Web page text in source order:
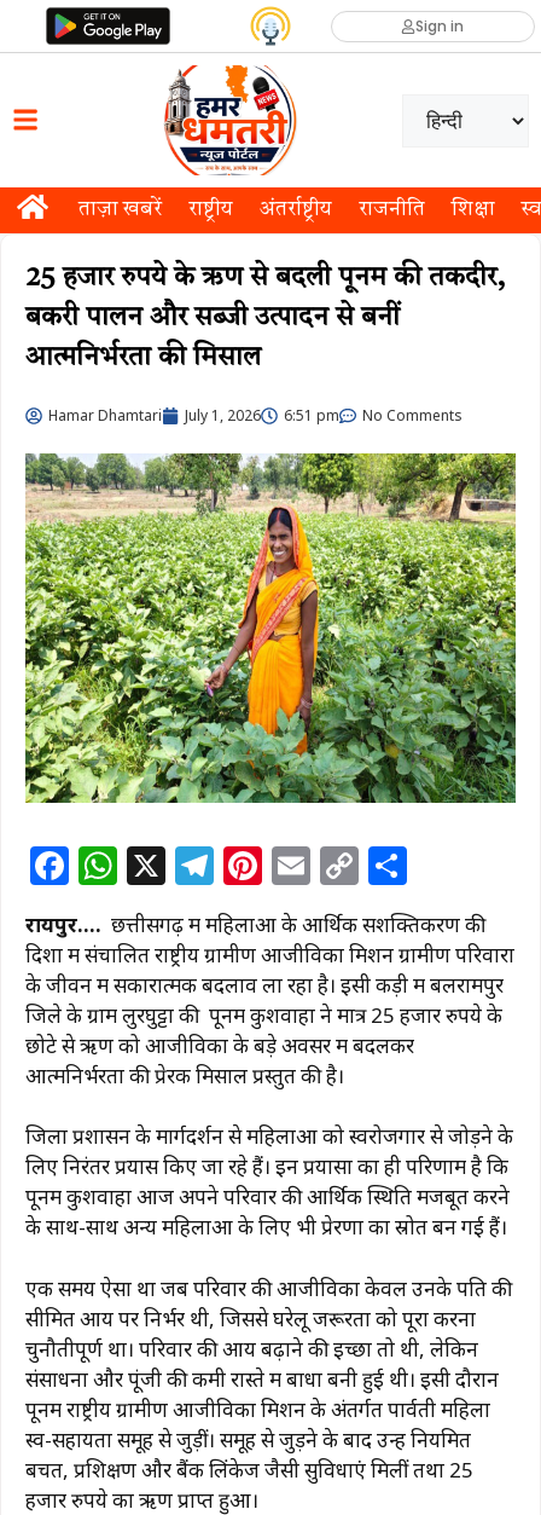
Sign in
ताज़ा खबरें राष्ट्रीय अंतर्राष्ट्रीय राजनीति शिक्षा
25 हजार रुपये के ऋण से बदली पूनम की तकदीर,
बकरी पालन और सब्जी उत्पादन से बनीं
आत्मनिर्भरता की मिसाल
Hamar Dhamtari July 1, 2026 6:51 pm No Comments
F
a
c
e
b
o
o
k
W
h
at
s
A
p
p
X T
el
e
g
ra
m
Pi
n
te
re
st
E
m
ai
l
C
o
p
y
Li
n
h
ar
e
रायपुर…. छत्तीसगढ़ में महिलाओं के आर्थिक सशक्तिकरण की
दिशा में संचालित राष्ट्रीय ग्रामीण आजीविका मिशन ग्रामीण परिवारों
के जीवन में सकारात्मक बदलाव ला रहा है। इसी कड़ी में बलरामपुर
जिले के ग्राम लुरघुट्टा की पूनम कुशवाहा ने मात्र 25 हजार रुपये के
छोटे से ऋण को आजीविका के बड़े अवसर में बदलकर
आत्मनिर्भरता की प्रेरक मिसाल प्रस्तुत की है।
जिला प्रशासन के मार्गदर्शन से महिलाओं को स्वरोजगार से जोड़ने के
लिए निरंतर प्रयास किए जा रहे हैं। इन प्रयासों का ही परिणाम है कि
पूनम कुशवाहा आज अपने परिवार की आर्थिक स्थिति मजबूत करने
के साथ-साथ अन्य महिलाओं के लिए भी प्रेरणा का स्रोत बन गई हैं।
एक समय ऐसा था जब परिवार की आजीविका केवल उनके पति की
सीमित आय पर निर्भर थी, जिससे घरेलू जरूरतों को पूरा करना
चुनौतीपूर्ण था। परिवार की आय बढ़ाने की इच्छा तो थी, लेकिन
संसाधनों और पूंजी की कमी रास्ते में बाधा बनी हुई थी। इसी दौरान
पूनम राष्ट्रीय ग्रामीण आजीविका मिशन के अंतर्गत पार्वती महिला
स्व-सहायता समूह से जुड़ीं। समूह से जुड़ने के बाद उन्हें नियमित
बचत, प्रशिक्षण और बैंक लिंकेज जैसी सुविधाएं मिलीं तथा 25
हजार रुपये का ऋण प्राप्त हुआ।